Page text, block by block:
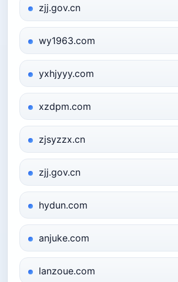
zjj.gov.cn
wy1963.com
yxhjyyy.com
xzdpm.com
zjsyzzx.cn
zjj.gov.cn
hydun.com
anjuke.com
lanzoue.com